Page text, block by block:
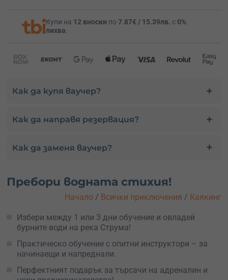
Купи на 12 вноски по 7.87€ / 15.39лв. с 0%
лихва.
Как да купя ваучер?
Как да направя резервация?
Как да заменя ваучер?
Пребори водната стихия!
Начало / Всички приключения / Каякинг
Избери между 1 или 3 дни обучение и овладей
бурните води на река Струма!
Практическо обучение с опитни инструктори – за
начинаещи и напреднали.
Перфектният подарък за търсачи на адреналин и